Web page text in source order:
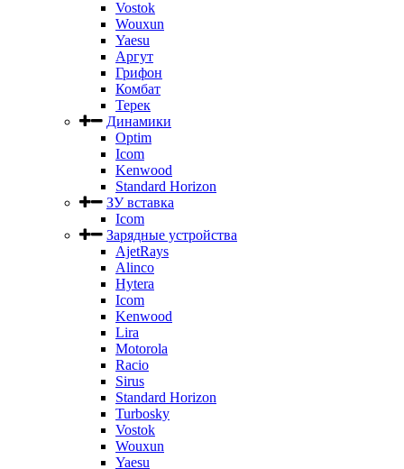
Vostok
Wouxun
Yaesu
Аргут
Грифон
Комбат
Терек
Динамики
Optim
Icom
Kenwood
Standard Horizon
ЗУ вставка
Icom
Зарядные устройства
AjetRays
Alinco
Hytera
Icom
Kenwood
Lira
Motorola
Racio
Sirus
Standard Horizon
Turbosky
Vostok
Wouxun
Yaesu